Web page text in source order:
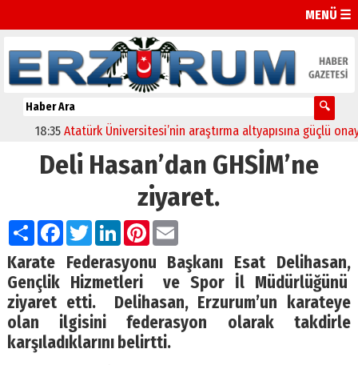
MENÜ ☰
18:35 Atatürk Üniversitesi’nin araştırma altyapısına güçlü onay
Deli Hasan’dan GHSİM’ne
ziyaret.
PaylaşFacebook
TwitterLinkedIn
Pinterest
Email
Karate Federasyonu Başkanı Esat Delihasan,
Gençlik Hizmetleri ve Spor İl Müdürlüğünü
ziyaret etti. Delihasan, Erzurum’un karateye
olan ilgisini federasyon olarak takdirle
karşıladıklarını belirtti.